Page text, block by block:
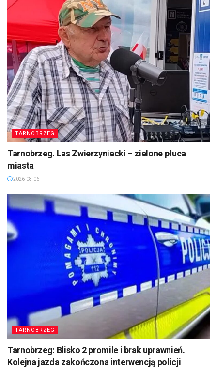
TARNOBRZEG
Tarnobrzeg. Las Zwierzyniecki – zielone płuca
miasta
2026-08-06
TARNOBRZEG
Tarnobrzeg: Blisko 2 promile i brak uprawnień.
Kolejna jazda zakończona interwencją policji